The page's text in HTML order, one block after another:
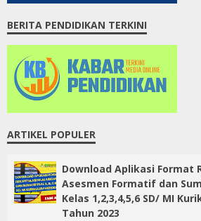
BERITA PENDIDIKAN TERKINI
ARTIKEL POPULER
Download Aplikasi Format
Asesmen Formatif dan
Kelas 1,2,3,4,5,6 SD/ MI
Tahun 2023